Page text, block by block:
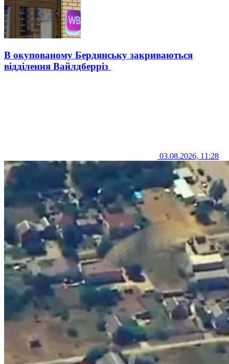
В окупованому Бердянську закриваються
відділення Вайлдберріз
03.08.2026, 11:28